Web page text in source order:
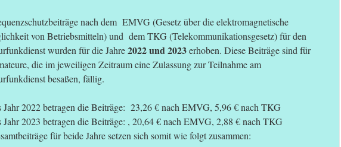
nach dem EMVG (Gesetz über die elektromagnetische
von Betriebsmitteln) und dem TKG (Telekommunikationsgesetz) für den
wurden für die Jahre2022 und 2023erhoben. Diese Beiträge sind für
die im jeweiligen Zeitraum eine Zulassung zur Teilnahme am
besaßen, fällig.
Jahr 2022 betragen die Beiträge: 23,26 € nach EMVG, 5,96 € nach TKG
Jahr 2023 betragen die Beiträge: , 20,64 € nach EMVG, 2,88 € nach TKG
für beide Jahre setzen sich somit wie folgt zusammen: